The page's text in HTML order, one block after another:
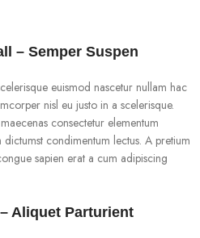
– Semper Suspen
euismod nascetur nullam hac
nisl eu justo in a scelerisque.
consectetur elementum
condimentum lectus. A pretium
sapien erat a cum adipiscing
Aliquet Parturient